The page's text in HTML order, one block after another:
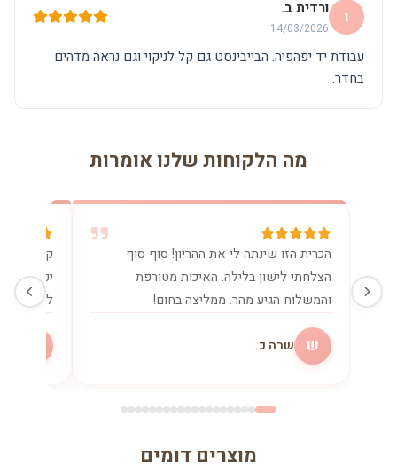
ו ורדית ב.
14/03/2026
עבודת יד יפהפיה. הבייבינסט גם קל לניקוי וגם נראה מדהים
בחדר.
מה הלקוחות שלנו אומרות
הכרית הזו שינתה לי את ההריון! סוף סוף
הצלחתי לישון בלילה. האיכות מטורפת
והמשלוח הגיע מהר. ממליצה בחום!
ש שרה כ.
קניתי
יכולה
להנקה.
מוצרים דומים